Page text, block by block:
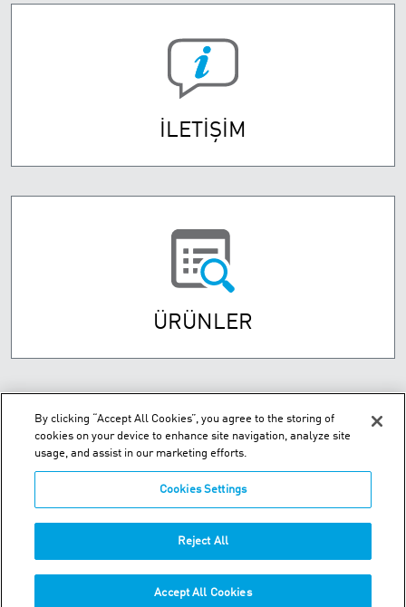
İLETİŞİM
ÜRÜNLER
DOSAB, Ali Osman Sönmez Cad. No:4 - Bursa 16369 Turkey
Telefon: +90-224-2610537
By clicking “Accept All Cookies”, you agree to the storing of
cookies on your device to enhance site navigation, analyze site
usage, and assist in our marketing efforts.
Cookies Settings
Reject All
Accept All Cookies